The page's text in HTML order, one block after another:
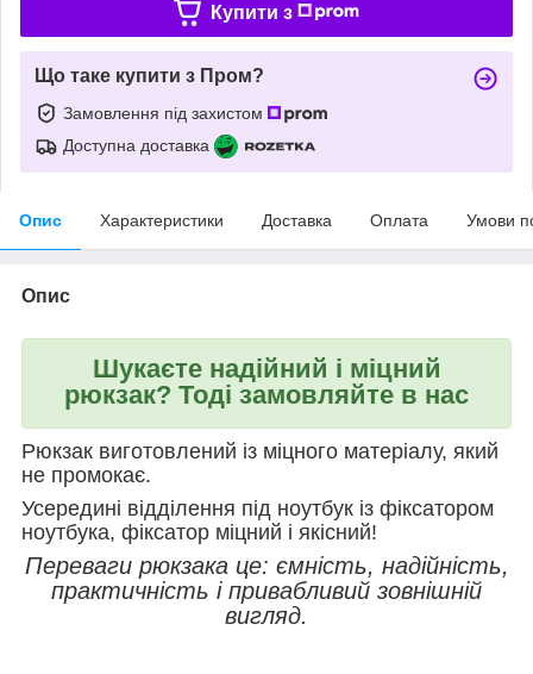
Купити з
Що таке купити з Пром?
Замовлення під захистом
Доступна доставка
Опис Характеристики Доставка Оплата Умови
Опис
Шукаєте надійний і міцний
рюкзак? Тоді замовляйте в нас
Рюкзак виготовлений із міцного матеріалу, який
не промокає.
Усередині відділення під ноутбук із фіксатором
ноутбука, фіксатор міцний і якісний!
Переваги рюкзака це: ємність, надійність,
практичність і привабливий зовнішній
вигляд.